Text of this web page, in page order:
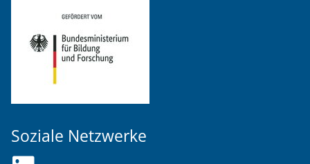
Soziale Netzwerke